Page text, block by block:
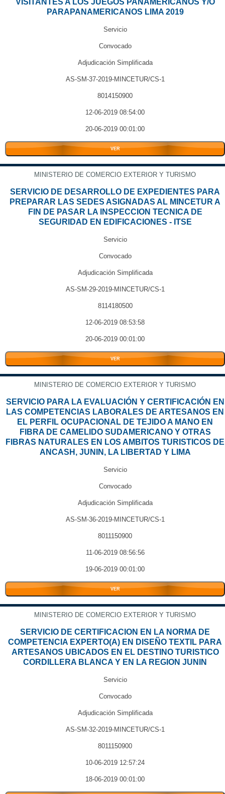
VISITANTES A LOS JUEGOS PANAMERICANOS Y/O
PARAPANAMERICANOS LIMA 2019
Servicio
Convocado
Adjudicación Simplificada
AS-SM-37-2019-MINCETUR/CS-1
8014150900
12-06-2019 08:54:00
20-06-2019 00:01:00
VER
MINISTERIO DE COMERCIO EXTERIOR Y TURISMO
SERVICIO DE DESARROLLO DE EXPEDIENTES PARA
PREPARAR LAS SEDES ASIGNADAS AL MINCETUR A
FIN DE PASAR LA INSPECCION TECNICA DE
SEGURIDAD EN EDIFICACIONES - ITSE
Servicio
Convocado
Adjudicación Simplificada
AS-SM-29-2019-MINCETUR/CS-1
8114180500
12-06-2019 08:53:58
20-06-2019 00:01:00
VER
MINISTERIO DE COMERCIO EXTERIOR Y TURISMO
SERVICIO PARA LA EVALUACIÓN Y CERTIFICACIÓN EN
LAS COMPETENCIAS LABORALES DE ARTESANOS EN
EL PERFIL OCUPACIONAL DE TEJIDO A MANO EN
FIBRA DE CAMELIDO SUDAMERICANO Y OTRAS
FIBRAS NATURALES EN LOS AMBITOS TURISTICOS DE
ANCASH, JUNIN, LA LIBERTAD Y LIMA
Servicio
Convocado
Adjudicación Simplificada
AS-SM-36-2019-MINCETUR/CS-1
8011150900
11-06-2019 08:56:56
19-06-2019 00:01:00
VER
MINISTERIO DE COMERCIO EXTERIOR Y TURISMO
SERVICIO DE CERTIFICACION EN LA NORMA DE
COMPETENCIA EXPERTO(A) EN DISEÑO TEXTIL PARA
ARTESANOS UBICADOS EN EL DESTINO TURISTICO
CORDILLERA BLANCA Y EN LA REGION JUNIN
Servicio
Convocado
Adjudicación Simplificada
AS-SM-32-2019-MINCETUR/CS-1
8011150900
10-06-2019 12:57:24
18-06-2019 00:01:00